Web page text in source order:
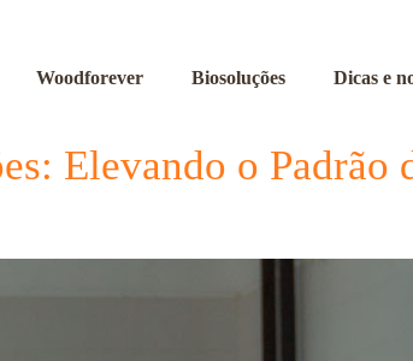
Woodforever Biosoluções Dicas e
Elevando o Padrão